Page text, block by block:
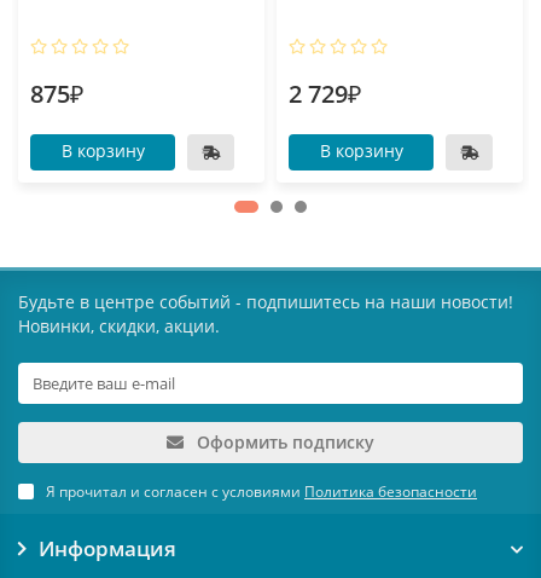
875₽
В корзину
2 729₽
В корзину
Будьте в центре событий - подпишитесь на наши новости!
Новинки, скидки, акции.
Оформить подписку
Я прочитал и согласен с условиями Политика безопасности
Информация